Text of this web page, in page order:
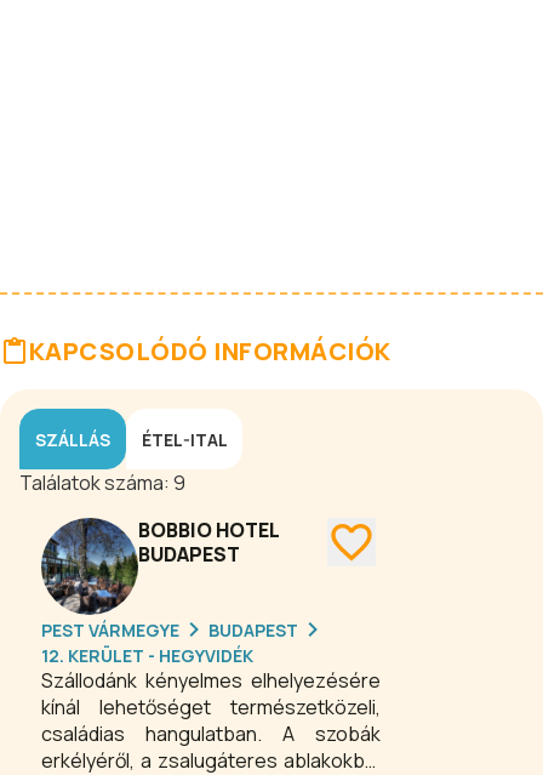
KAPCSOLÓDÓ INFORMÁCIÓK
SZÁLLÁS ÉTEL-ITAL
Találatok száma: 9
BOBBIO HOTEL
BUDAPEST
PEST VÁRMEGYE
BUDAPEST
12. KERÜLET - HEGYVIDÉK
Szállodánk kényelmes elhelyezésére
kínál lehetőséget természetközeli,
családias hangulatban. A szobák
erkélyéről, a zsalugáteres ablakokból